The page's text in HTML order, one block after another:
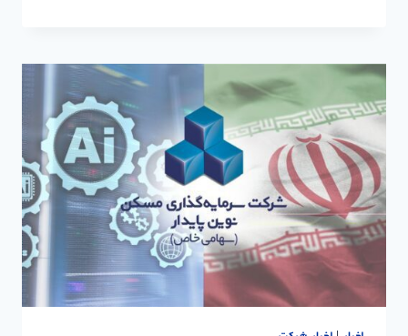
هرآنچه
باید
بدانید
|
سرمایه
گذاری
مسکن
نوین
پایدار